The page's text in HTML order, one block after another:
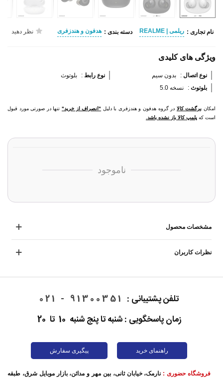
نام تجاری : ریلمی | REALME دسته بندی : هدفون و هندزفری نظر دهید
ویژگی های کلیدی
نوع اتصال : بدون سیم نوع رابط :
بلوتوث
بلوتوث : نسخه 5.0
امکان برگشت کالا در گروه هدفون و هندزفری با دلیل "انصراف از خرید" تنها در صورتی مورد قبول
است که پلمپ کالا باز نشده باشد.
ناموجود
مشخصات محصول
نظرات کاربران
تلفن پشتیبانی : 91300351 - 021
زمان پاسخگویی : شنبه تا پنج شنبه 10 تا 20
راهنمای خرید پیگیری سفارش
فروشگاه حضوری : نارمک، خیابان ثانی، بین مهر و مدائن، بازار موبایل شرق، طبقه